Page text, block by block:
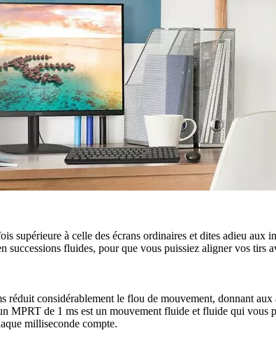
supérieure à celle des écrans ordinaires et dites adieu
successions fluides, pour que vous puissiez aligner vos
considérablement le flou de mouvement, donnant
MPRT de 1 ms est un mouvement fluide et fluide qui
milliseconde compte.